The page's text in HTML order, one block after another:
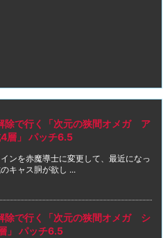
除で行く「次元の狭間オメガ ア
層」 パッチ6.5
ンを赤魔導士に変更して、最近になっ
キャス胴が欲し ...
除で行く「次元の狭間オメガ シ
」 パッチ6.5